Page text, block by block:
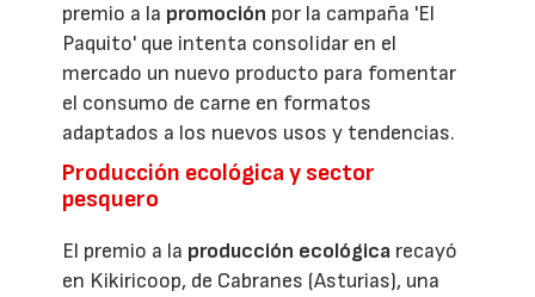
premio a la promoción por la campaña 'El
Paquito' que intenta consolidar en el
mercado un nuevo producto para fomentar
el consumo de carne en formatos
adaptados a los nuevos usos y tendencias.
Producción ecológica y sector
pesquero
El premio a la producción ecológica recayó
en Kikiricoop, de Cabranes (Asturias), una